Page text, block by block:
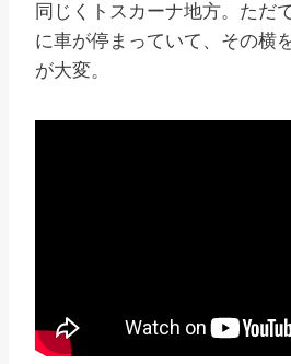
同じくトスカーナ地方。ただ
に車が停まっていて、その横
が大変。